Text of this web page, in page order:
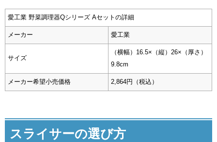
愛工業 野菜調理器Qシリーズ Aセットの詳細
メーカー 愛工業
サイズ
（横幅）16.5×（縦）26×（厚さ）
9.8cm
メーカー希望小売価格 2,864円（税込）
スライサーの選び方